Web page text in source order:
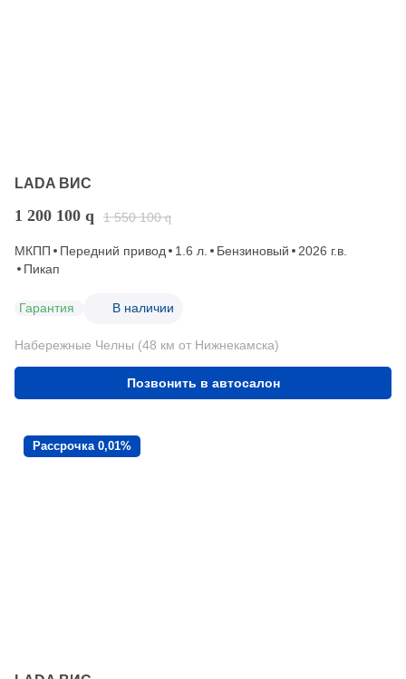
LADA ВИС
1 200 100 q 1 550 100 q
МКПП Передний привод 1.6 л. Бензиновый
2026 г.в.
Пикап
Гарантия В наличии
Набережные Челны (48 км от Нижнекамска)
Позвонить в автосалон
Рассрочка 0,01%